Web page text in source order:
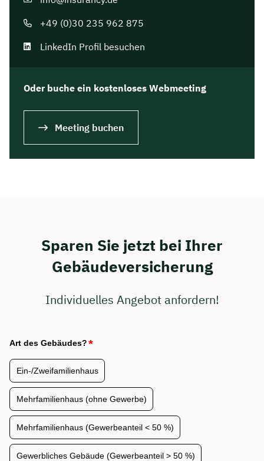
+49 (0)30 235 962 875
LinkedIn Profil besuchen
Oder buche ein kostenloses Webmeeting
Meeting buchen
Sparen Sie jetzt bei Ihrer
Gebäudeversicherung
Individuelles Angebot anfordern!
Dauer: ca. 30 Minuten
Kostenfrei & unverbindlich
🗓️ Wählen Sie jetzt Ihren Wunschtermin:
Meeting buchen